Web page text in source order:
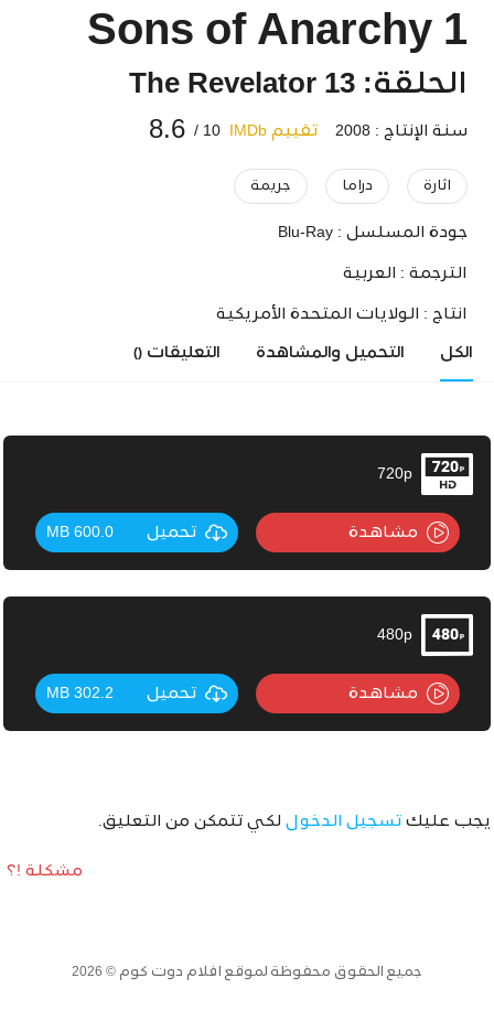
Sons of Anarchy 1
الحلقة: 13 The Revelator
سنة الإنتاج : 2008 تقييم IMDb 10 /
8.6
اثارة دراما جريمة
جودة المسلسل : Blu-Ray
الترجمة : العربية
انتاج : الولايات المتحدة الأمريكية
الكل التحميل والمشاهدة التعليقات ()
720p
مشاهدة تحميل 600.0 MB
480p
مشاهدة تحميل 302.2 MB
يجب عليك تسجيل الدخول لكي تتمكن من التعليق.
مشكلة !؟
جميع الحقوق محفوظة لموقع افلام دوت كوم © 2026